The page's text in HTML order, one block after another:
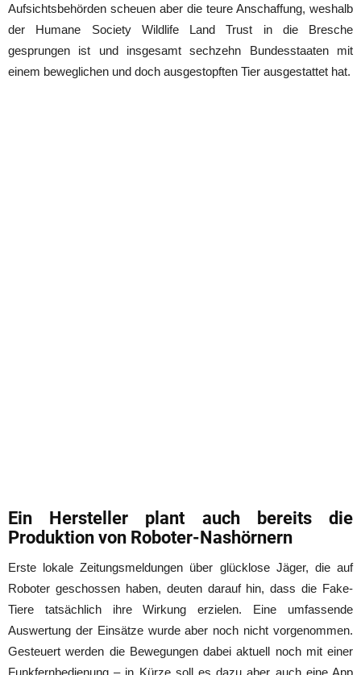
Aufsichtsbehörden scheuen aber die teure Anschaffung, weshalb
der Humane Society Wildlife Land Trust in die Bresche
gesprungen ist und insgesamt sechzehn Bundesstaaten mit
einem beweglichen und doch ausgestopften Tier ausgestattet hat.
Ein Hersteller plant auch bereits die
Produktion von Roboter-Nashörnern
Erste lokale Zeitungsmeldungen über glücklose Jäger, die auf
Roboter geschossen haben, deuten darauf hin, dass die Fake-
Tiere tatsächlich ihre Wirkung erzielen. Eine umfassende
Auswertung der Einsätze wurde aber noch nicht vorgenommen.
Gesteuert werden die Bewegungen dabei aktuell noch mit einer
Funkfernbedienung – in Kürze soll es dazu aber auch eine App